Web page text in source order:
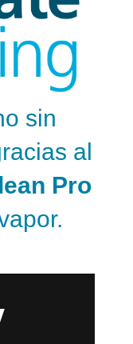
sin
al
Pro